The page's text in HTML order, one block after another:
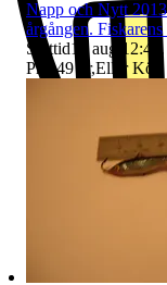
Napp och Nytt
årgången.
Sluttid10 aug 12:47
.
Pris:49 kr,Eller Köp